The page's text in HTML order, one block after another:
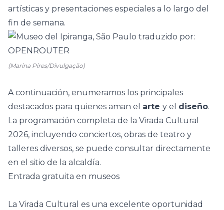
artísticas y presentaciones especiales a lo largo del
fin de semana.
(Marina Pires/Divulgação)
A continuación, enumeramos los principales
destacados para quienes aman el arte y el diseño.
La programación completa de la Virada Cultural
2026, incluyendo conciertos, obras de teatro y
talleres diversos, se puede consultar directamente
en el sitio de la alcaldía.
Entrada gratuita en museos
La Virada Cultural es una excelente oportunidad